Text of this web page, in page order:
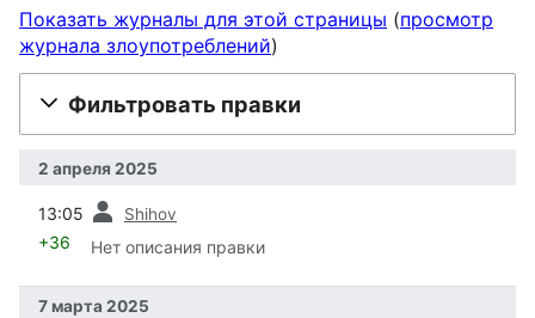
Показать журналы для этой страницы (просмотр
журнала злоупотреблений)
Фильтровать правки
2 апреля 2025
13:05 Shihov
+36 Нет описания правки
7 марта 2025